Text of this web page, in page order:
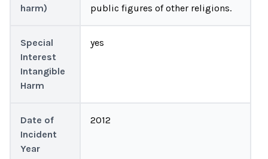
harm)
public figures of other religions.
Special
Interest
Intangible
Harm
yes
Date of
Incident
Year
2012